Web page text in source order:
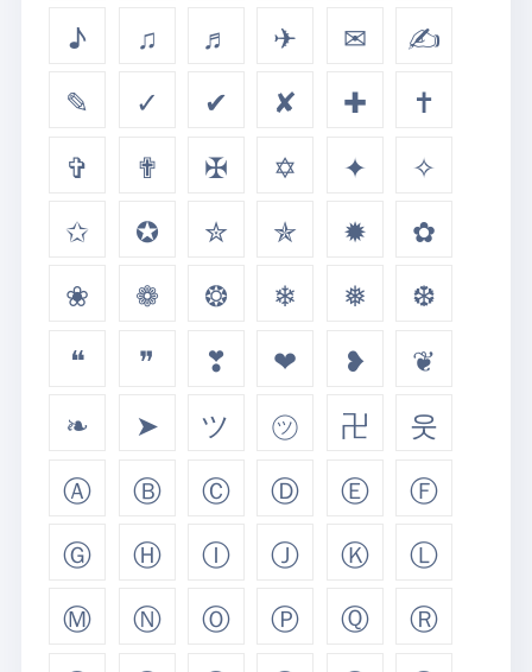
♪
♫ ♬ ✈ ✉
✍
✎
✓ ✔ ✘ ✚
✝
✞
✟ ✠ ✡ ✦
✧
✩
✪ ✮ ✯ ✹
✿
❀
❁ ❂ ❄ ❅
❆
❝
❞ ❣ ❤ ❥
❦
❧
➤ ツ ㋡ 卍
웃
Ⓐ
Ⓑ Ⓒ Ⓓ Ⓔ
Ⓕ
Ⓖ
Ⓗ Ⓘ Ⓙ Ⓚ
Ⓛ
Ⓜ
Ⓝ Ⓞ Ⓟ Ⓠ
Ⓡ